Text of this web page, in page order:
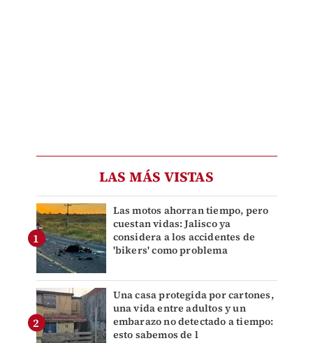
LAS MÁS VISTAS
Las motos ahorran tiempo, pero
cuestan vidas: Jalisco ya
considera a los accidentes de
'bikers' como problema
Una casa protegida por cartones,
una vida entre adultos y un
embarazo no detectado a tiempo:
esto sabemos de l